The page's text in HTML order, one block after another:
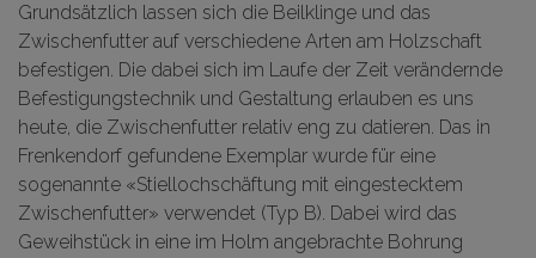
Grundsätzlich lassen sich die Beilklinge und das
Zwischenfutter auf verschiedene Arten am Holzschaft
befestigen. Die dabei sich im Laufe der Zeit verändernde
Befestigungstechnik und Gestaltung erlauben es uns
heute, die Zwischenfutter relativ eng zu datieren. Das in
Frenkendorf gefundene Exemplar wurde für eine
sogenannte «Stiellochschäftung mit eingestecktem
Zwischenfutter» verwendet (Typ B). Dabei wird das
Geweihstück in eine im Holm angebrachte Bohrung